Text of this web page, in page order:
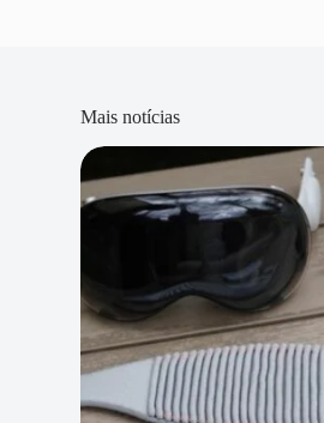
Mais notícias